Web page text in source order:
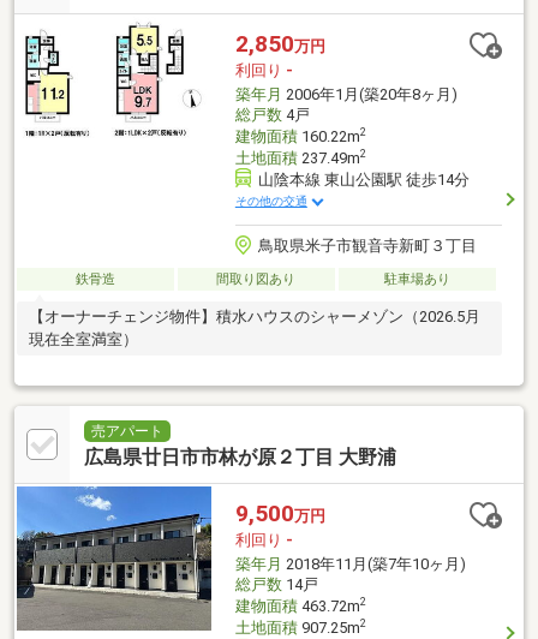
2,850万円
利回り -
築年月 2006年1月(築20年8ヶ月)
総戸数4戸
建物面積160.22m2
土地面積237.49m2
山陰本線 東山公園駅 徒歩14分
その他の交通
鳥取県米子市観音寺新町３丁目
鉄骨造 間取り図あり 駐車場あり
【オーナーチェンジ物件】積水ハウスのシャーメゾン（2026.5月
現在全室満室）
売アパート
広島県廿日市市林が原２丁目 大野浦
9,500万円
利回り -
築年月 2018年11月(築7年10ヶ月)
総戸数14戸
建物面積463.72m2
土地面積907.25m2